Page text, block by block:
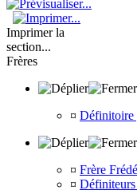
Imprimer la
section...
Frères
¤ Définitoire
¤ Frère
¤